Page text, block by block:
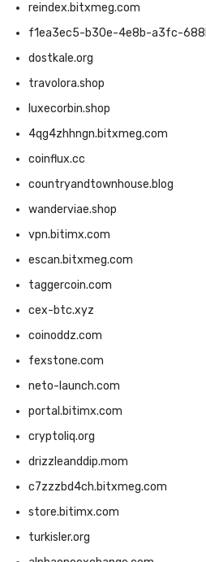
reindex.bitxmeg.com
f1ea3ec5-b30e-4e8b-a3fc-
dostkale.org
travolora.shop
luxecorbin.shop
4qg4zhhngn.bitxmeg.com
coinflux.cc
countryandtownhouse.blog
wanderviae.shop
vpn.bitimx.com
escan.bitxmeg.com
taggercoin.com
cex-btc.xyz
coinoddz.com
fexstone.com
neto-launch.com
portal.bitimx.com
cryptoliq.org
drizzleanddip.mom
c7zzzbd4ch.bitxmeg.com
store.bitimx.com
turkisler.org